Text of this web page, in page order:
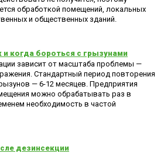
обработкой помещений, локальных
и общественных зданий.
и когда бороться с грызунами
зависит от масштаба проблемы —
Стандартный период повторения
— 6-12 месяцев. Предприятия
можно обрабатывать раз в
необходимость в частой
дезинсекции